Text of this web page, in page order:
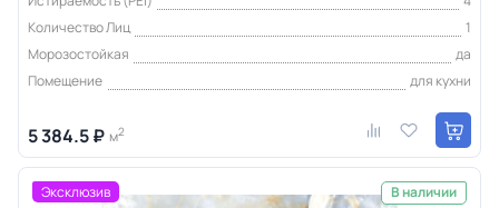
Количество Лиц
1
Морозостойкая
да
Помещение
для кухни
5 384.5 ₽ м2
Эксклюзив В наличии